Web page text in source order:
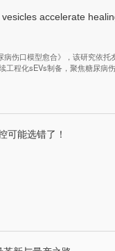
病伤口模型愈合》，该研究依
程化sEVs制备，聚焦糖尿病
可能选错了！